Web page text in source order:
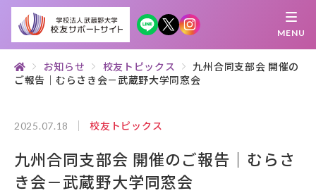
MENU
集 う 学 ぶ 知 る
母校について
お知らせ 校友トピックス
九州合同支部会 開催の
ご報告｜むらさき会－武蔵野大学同窓会
2025.07.18 校友トピックス
九州合同支部会 開催のご報告｜むらさ
き会－武蔵野大学同窓会